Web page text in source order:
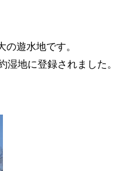
遊水地です。
地に登録されました。